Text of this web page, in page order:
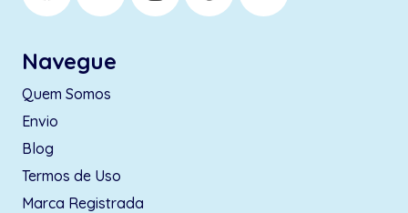
Navegue
Quem Somos
Envio
Blog
Termos de Uso
Marca Registrada